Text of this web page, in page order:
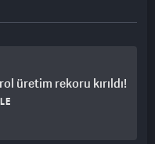
üretim rekoru kırıldı!